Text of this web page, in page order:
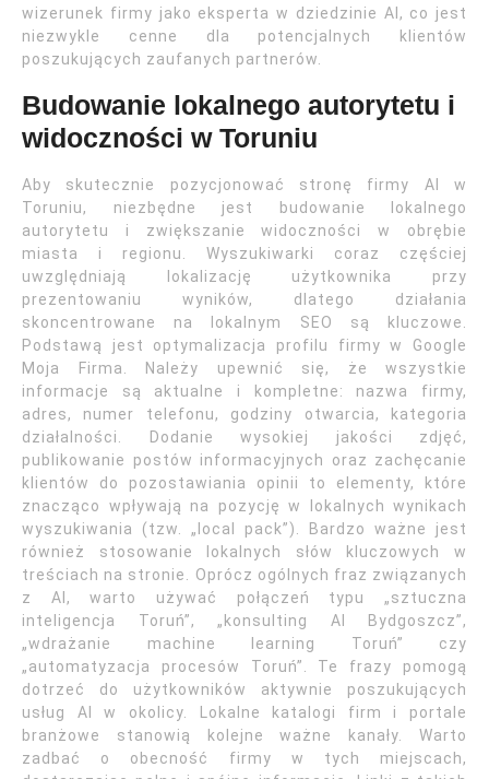
wizerunek firmy jako eksperta w dziedzinie AI, co jest
niezwykle cenne dla potencjalnych klientów
poszukujących zaufanych partnerów.
Budowanie lokalnego autorytetu i
widoczności w Toruniu
Aby skutecznie pozycjonować stronę firmy AI w
Toruniu, niezbędne jest budowanie lokalnego
autorytetu i zwiększanie widoczności w obrębie
miasta i regionu. Wyszukiwarki coraz częściej
uwzględniają lokalizację użytkownika przy
prezentowaniu wyników, dlatego działania
skoncentrowane na lokalnym SEO są kluczowe.
Podstawą jest optymalizacja profilu firmy w Google
Moja Firma. Należy upewnić się, że wszystkie
informacje są aktualne i kompletne: nazwa firmy,
adres, numer telefonu, godziny otwarcia, kategoria
działalności. Dodanie wysokiej jakości zdjęć,
publikowanie postów informacyjnych oraz zachęcanie
klientów do pozostawiania opinii to elementy, które
znacząco wpływają na pozycję w lokalnych wynikach
wyszukiwania (tzw. „local pack”). Bardzo ważne jest
również stosowanie lokalnych słów kluczowych w
treściach na stronie. Oprócz ogólnych fraz związanych
z AI, warto używać połączeń typu „sztuczna
inteligencja Toruń”, „konsulting AI Bydgoszcz”,
„wdrażanie machine learning Toruń” czy
„automatyzacja procesów Toruń”. Te frazy pomogą
dotrzeć do użytkowników aktywnie poszukujących
usług AI w okolicy. Lokalne katalogi firm i portale
branżowe stanowią kolejne ważne kanały. Warto
zadbać o obecność firmy w tych miejscach,